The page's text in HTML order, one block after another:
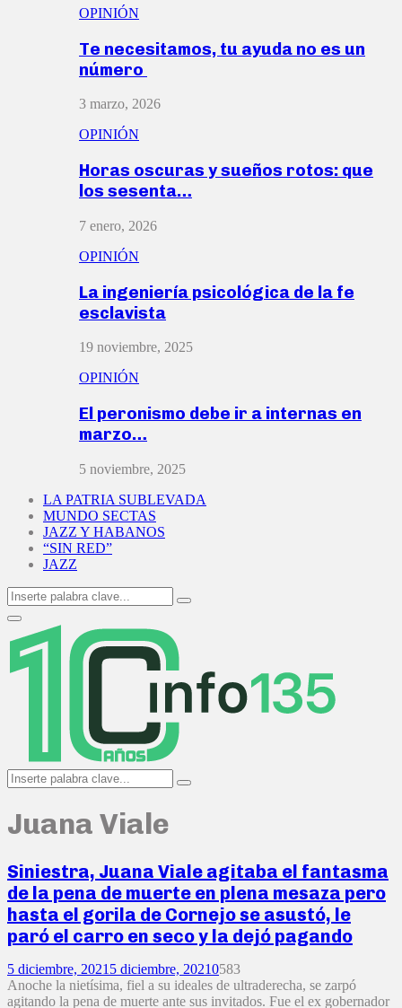
OPINIÓN
Te necesitamos, tu ayuda no es un
número
3 marzo, 2026
OPINIÓN
Horas oscuras y sueños rotos: que
los sesenta…
7 enero, 2026
OPINIÓN
La ingeniería psicológica de la fe
esclavista
19 noviembre, 2025
OPINIÓN
El peronismo debe ir a internas en
marzo…
5 noviembre, 2025
LA PATRIA SUBLEVADA
MUNDO SECTAS
JAZZ Y HABANOS
“SIN RED”
JAZZ
Search
for:
Search
Primary
Menu
Search
for:
Search
Juana Viale
Siniestra, Juana Viale agitaba el fantasma
de la pena de muerte en plena mesaza pero
hasta el gorila de Cornejo se asustó, le
paró el carro en seco y la dejó pagando
5 diciembre, 2021 5 diciembre, 20210583
Anoche la nietísima, fiel a su ideales de ultraderecha, se zarpó
agitando la pena de muerte ante sus invitados. Fue el ex gobernador